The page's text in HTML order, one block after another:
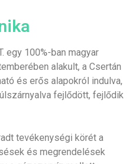
egy 100%-ban magyar
alakult, a Csertán
és erős alapokról indulva,
fejlődött, fejlődik
tevékenységi körét a
és megrendelések